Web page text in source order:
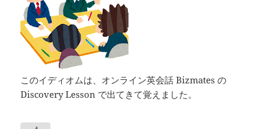
このイディオムは、オンライン英会話 Bizmates の
Discovery Lesson で出てきて覚えました。